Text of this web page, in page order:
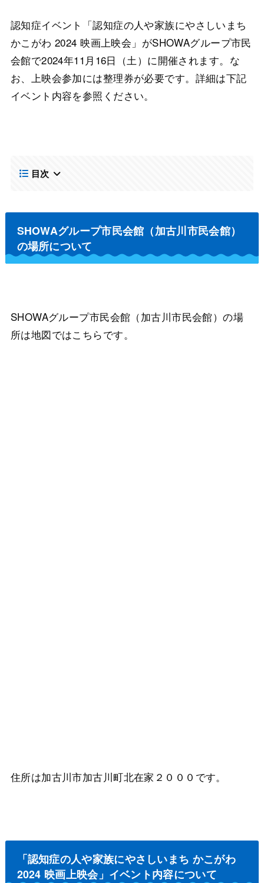
認知症イベント「認知症の人や家族にやさしいまち
かこがわ 2024 映画上映会」がSHOWAグループ市民
会館で2024年11月16日（土）に開催されます。な
お、上映会参加には整理券が必要です。詳細は下記
イベント内容を参照ください。
目次
SHOWAグループ市民会館（加古川市民会館）
の場所について
SHOWAグループ市民会館（加古川市民会館）の場
所は地図ではこちらです。
住所は加古川市加古川町北在家２０００です。
「認知症の人や家族にやさしいまち かこがわ
2024 映画上映会」イベント内容について